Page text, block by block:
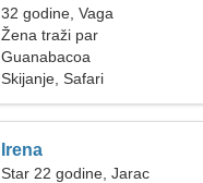
32 godine, Vaga
Žena traži par
Guanabacoa
Skijanje, Safari
Irena
Star 22 godine, Jarac